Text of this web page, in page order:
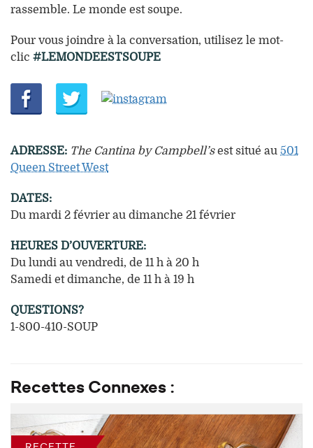
rassemble. Le monde est soupe.
Pour vous joindre à la conversation, utilisez le mot-
clic #LEMONDEESTSOUPE
ADRESSE: The Cantina by Campbell’sest situé au 501
Queen Street West
DATES:
Du mardi 2 février au dimanche 21 février
HEURES D’OUVERTURE:
Du lundi au vendredi, de 11 h à 20 h
Samedi et dimanche, de 11 h à 19 h
QUESTIONS?
1-800-410-SOUP
Recettes Connexes :